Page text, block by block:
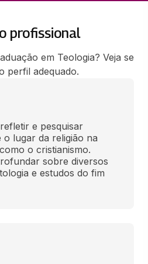
profissional
em Teologia? Veja se
perfil adequado.
e pesquisar
lugar da religião na
o cristianismo.
sobre diversos
e estudos do fim